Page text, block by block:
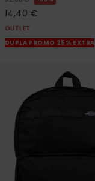
14,40 €
OUTLET
DUPLA PROMO 25% EXTRA